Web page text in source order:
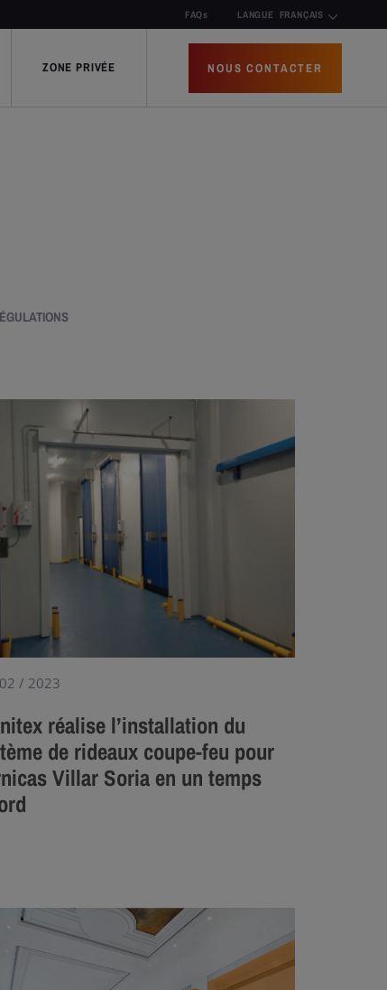
FAQs LANGUE FRANÇAIS
ZONE PRIVÉE NOUS CONTACTER
/ 2023
réalise l’installation du
de rideaux coupe-feu pour
Villar Soria en un temps